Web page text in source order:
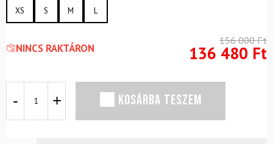
XS S M L
NINCS RAKTÁRON
156 000Ft
136 480 Ft
LUHTA
KOSÁRBA TESZEM